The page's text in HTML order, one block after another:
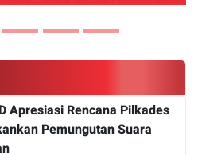
Apresiasi Rencana Pilkades
Pemungutan Suara